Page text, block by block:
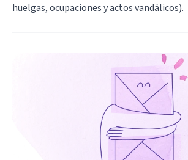
huelgas, ocupaciones y actos vandálicos).